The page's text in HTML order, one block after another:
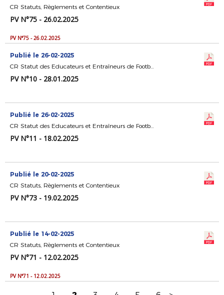
CR Statuts, Règlements et Contentieux
PV N°75 - 26.02.2025
PV N°75 - 26.02.2025
Publié le 26-02-2025
CR Statut des Educateurs et Entraîneurs de Football
PV N°10 - 28.01.2025
Publié le 26-02-2025
CR Statut des Educateurs et Entraîneurs de Football
PV N°11 - 18.02.2025
Publié le 20-02-2025
CR Statuts, Règlements et Contentieux
PV N°73 - 19.02.2025
Publié le 14-02-2025
CR Statuts, Règlements et Contentieux
PV N°71 - 12.02.2025
PV N°71 - 12.02.2025